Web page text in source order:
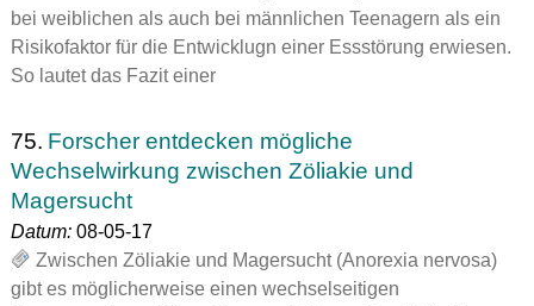
bei weiblichen als auch bei männlichen Teenagern als ein
Risikofaktor für die Entwicklugn einer Essstörung erwiesen.
So lautet das Fazit einer
75. Forscher entdecken mögliche
Wechselwirkung zwischen Zöliakie und
Magersucht
Datum:08-05-17
Zwischen Zöliakie und Magersucht (Anorexia nervosa)
gibt es möglicherweise einen wechselseitigen